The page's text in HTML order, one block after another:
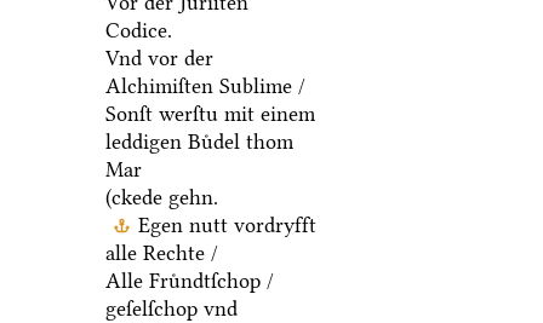
Codice.
Vnd vor der
Alchimiſten Sublime /
Sonſt werſtu mit einem
leddigen Buͤdel thom
Mar
(ckede gehn.
Egen nutt vordryfft
alle Rechte /
Alle Fruͤndtſchop /
geſelſchop vnd